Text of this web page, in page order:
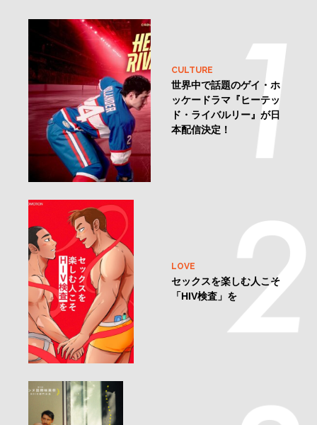
CULTURE
世界中で話題のゲイ・ホ
ッケードラマ『ヒーテッ
ド・ライバルリー』が日
本配信決定！
LOVE
セックスを楽しむ人こそ
「HIV検査」を